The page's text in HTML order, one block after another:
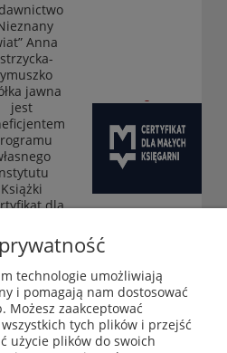
Anna
jawna
jest
Książki
dla
księgarni”
2025-
2026)
Świat" - internetowy sklep
online
technologie umożliwiają
i pomagają nam dostosować
Możesz zaakceptować
tych plików i przejść
użycie plików do swoich